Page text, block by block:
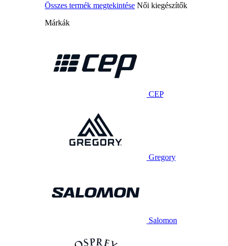
Összes termék megtekintése Női kiegészítők
Márkák
CEP
Gregory
Salomon